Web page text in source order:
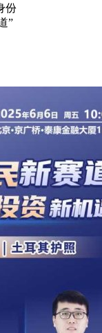
份
”